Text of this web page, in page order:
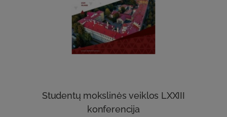
Studentų mokslinės veiklos LXXIII
konferencija